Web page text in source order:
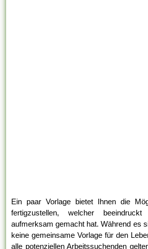
Ein paar Vorlage bietet Ihnen die
fertigzustellen, welcher
aufmerksam gemacht hat. Während es
keine gemeinsame Vorlage für den
alle potenziellen Arbeitssuchenden